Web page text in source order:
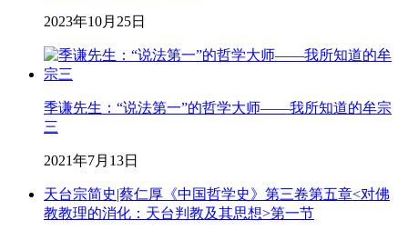
2023年10月25日
季谦先生：“说法第一”的哲学大师——我所知道的牟宗
三
2021年7月13日
天台宗简史|蔡仁厚《中国哲学史》第三卷第五章<对佛
教教理的消化：天台判教及其思想>第一节